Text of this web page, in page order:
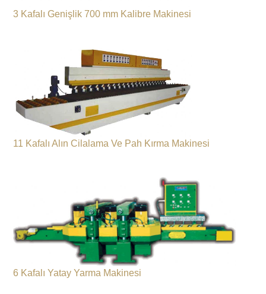
3 Kafalı Genişlik 700 mm Kalibre Makinesi
11 Kafalı Alın Cilalama Ve Pah Kırma Makinesi
6 Kafalı Yatay Yarma Makinesi